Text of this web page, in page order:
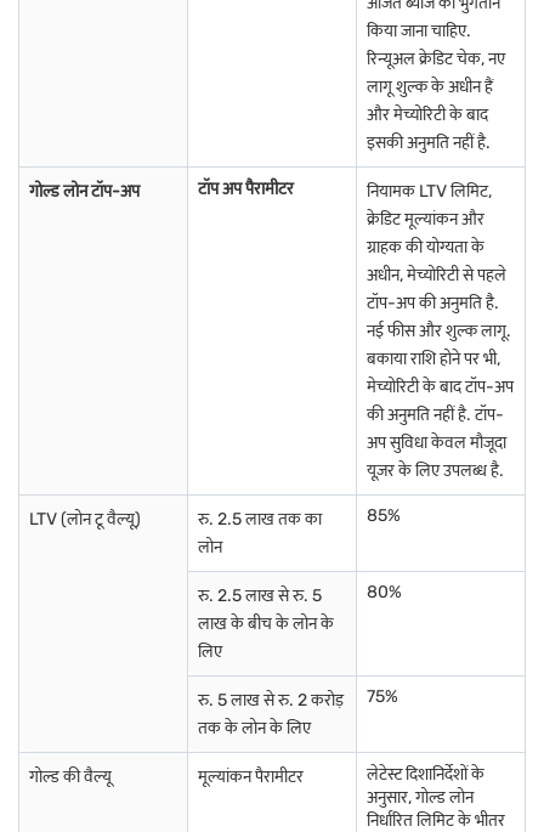
किया जाना चाहिए.
रिन्यूअल क्रेडिट चेक, नए
लागू शुल्क के अधीन हैं
और मेच्योरिटी के बाद
इसकी अनुमति नहीं है.
गोल्ड लोन टॉप-अप टॉप अप पैरामीटर
नियामक LTV लिमिट,
क्रेडिट मूल्यांकन और
ग्राहक की योग्यता के
अधीन, मेच्योरिटी से पहले
टॉप-अप की अनुमति है.
नई फीस और शुल्क लागू.
बकाया राशि होने पर भी,
मेच्योरिटी के बाद टॉप-अप
की अनुमति नहीं है. टॉप-
अप सुविधा केवल मौजूदा
यूज़र के लिए उपलब्ध है.
LTV (लोन टू वैल्यू)
रु. 2.5 लाख तक का
लोन
85%
रु. 2.5 लाख से रु. 5
लाख के बीच के लोन के
लिए
80%
रु. 5 लाख से रु. 2 करोड़
तक के लोन के लिए
75%
गोल्ड की वैल्यू मूल्यांकन पैरामीटर
लेटेस्ट दिशानिर्देशों के
अनुसार, गोल्ड लोन
निर्धारित लिमिट के भीतर